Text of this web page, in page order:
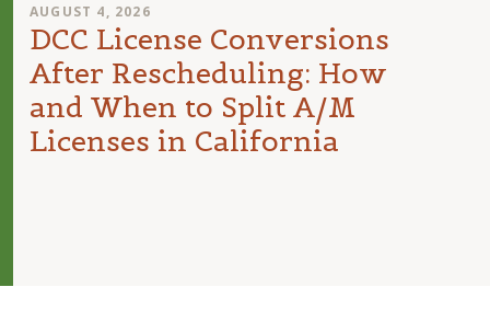
AUGUST 4, 2026
DCC License Conversions
After Rescheduling: How
and When to Split A/M
Licenses in California